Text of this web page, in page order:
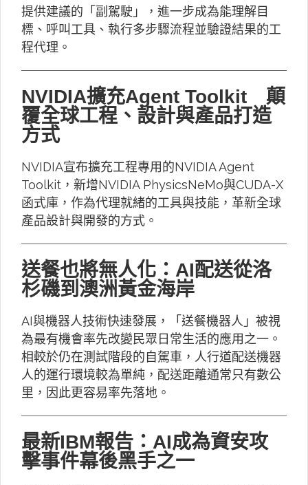
提供建議的「副駕駛」，進一步成為能理解目
標、呼叫工具、執行多步驟流程並驗證結果的工
程代理。
NVIDIA擴充Agent Toolkit 顛
覆全球工程、設計與產品打造
方式
NVIDIA宣布擴充工程專用的NVIDIA Agent
Toolkit，新增NVIDIA PhysicsNeMo與CUDA-X
函式庫，作為代理就緒的工具與技能，革新全球
產品設計與開發的方式。
送餐也將無人化：AI配送從洛
杉磯到澳洲黃金海岸
AI與機器人技術快速發展，「送餐機器人」被視
為最有機會率先改變民眾日常生活的應用之一。
相較於仍在測試階段的自駕車，人行道配送機器
人的運行環境較為單純，配送距離通常只有數公
里，因此更容易率先落地。
最新IBM報告：AI成為資安攻
擊事件幕後黑手之一